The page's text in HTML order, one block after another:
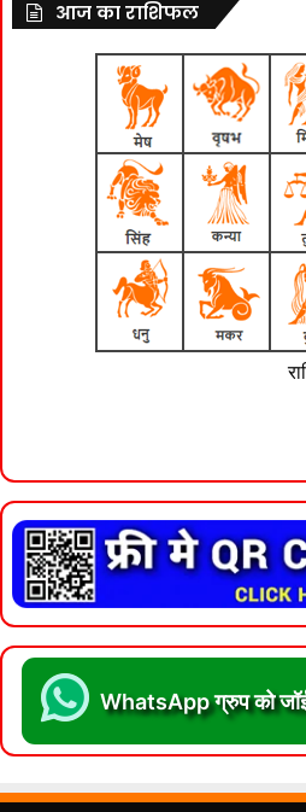
आज का राशिफल
WhatsApp ग्रुप को